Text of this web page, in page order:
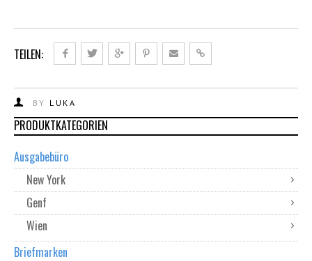
TEILEN:
BY LUKA
PRODUKTKATEGORIEN
Ausgabebüro
New York
Genf
Wien
Briefmarken